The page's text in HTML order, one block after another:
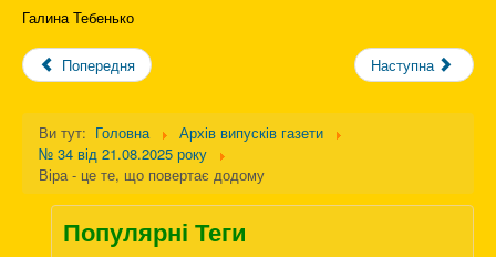
Галина Тебенько
Попередня Наступна
Ви тут: Головна
Архів випусків газети
№ 34 від 21.08.2025 року
Віра - це те, що повертає додому
Популярні Теги